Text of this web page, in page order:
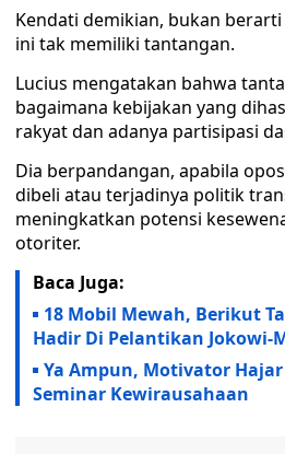
Kendati demikian, bukan berarti
ini tak memiliki tantangan.
Lucius mengatakan bahwa
bagaimana kebijakan yang
rakyat dan adanya partisipasi
Dia berpandangan, apabila
dibeli atau terjadinya politik
meningkatkan potensi
otoriter.
Baca Juga:
18 Mobil Mewah, Berikut
Hadir Di Pelantikan Jokowi-
Ya Ampun, Motivator Hajar
Seminar Kewirausahaan